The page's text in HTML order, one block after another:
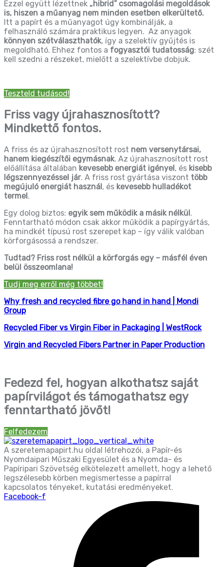
Ezzel együtt lézettnek „hibrid” csomagolási megoldások
is, hiszen a műanyag nem minden esetben elkerültető.
Itt a papírt és a műanyagot úgy kombinálják, a
felhasználó számára praktikus legyen. Az anyagok
könnyen szétválaszthatók, így a szelektív gyűjtés is
megoldható. Ehhez fontos a fogyasztói tudatosság: szét
kell szedni a részeket, mielőtt a szelektívbe dobjuk.
Teszteld tudásod!
Friss vagy újrahasznosított?
Mindkettő fontos.
A friss és az újrahasznosított rost nem versenytársai,
hanem kiegészítői egymásnak. Az újrahasznosított rost
előállítása általában kevesebb energiát igényel, és kisebb
légszennyezéssel jár. A friss rost gyártása viszont több
megújuló energiát használ, és kevesebb hulladékot
termel.
Egy dolog biztos: egyik sem működik a másik nélkül.
Fenntartható módon csak akkor működik a papírgyártás,
ha mindkét típusú rost szerepet kap – így válik valóban
körforgásossá a rendszer.
Tudtad? Friss rost nélkül a körforgás egy – másfél éven
belül összeomlana!
Tudj meg erről még többet!
Why fresh and recycled fibre go hand in hand | Mondi
Group
Recycled Fiber vs Virgin Fiber in Packaging | WestRock
Virgin and Recycled Fibers Partner in Paper Production
Fedezd fel, hogyan alkothatsz saját
papírvilágot és támogathatsz egy
fenntartható jövőt!
Felfedezem
A szeretemapapirt.hu oldal létrehozói, a Papír-és
Nyomdaipari Műszaki Egyesület és a Nyomda- és
Papíripari Szövetség elkötelezett amellett, hogy a lehető
legszélesebb körben megismertesse a papírral
kapcsolatos tényeket, kutatási eredményeket.
Facebook-f